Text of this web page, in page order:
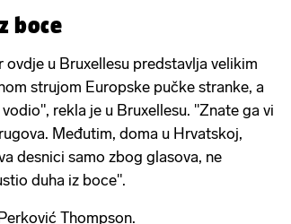
boce
ovdje u Bruxellesu predstavlja velikim
strujom Europske pučke stranke, a
rekla je u Bruxellesu. "Znate ga vi
Međutim, doma u Hrvatskoj,
desnici samo zbog glasova, ne
duha iz boce".
Thompson.